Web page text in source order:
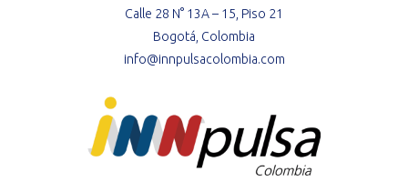
Calle 28 N° 13A – 15, Piso 21
Bogotá, Colombia
info@innpulsacolombia.com